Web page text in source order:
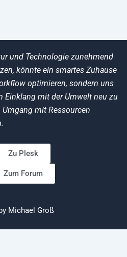
und Technologie zunehmend
könnte ein smartes Zuhause
optimieren, sondern uns
Einklang mit der Umwelt neu zu
mit Ressourcen
Zu Plesk
Zum Forum
Michael Groß